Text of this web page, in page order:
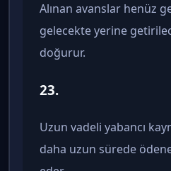
Alınan avanslar henüz
gelecekte yerine
doğurur.
23.
Uzun vadeli yabancı
daha uzun sürede